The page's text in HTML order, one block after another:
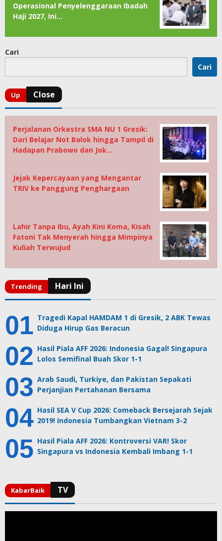
Operasional Penyelenggaraan Ibadah
Haji 2027, Ini…
Cari
Cari
Perjalanan Orkestra SMA NU 1 Gresik:
Dari Belajar Not Balok hingga Tampil di
Hadapan Prabowo dan Jok…
Jejak Kepercayaan yang Mengantar
TRIV ke Panggung Penghargaan
Lahir Tanpa Ibu, Ayah Kini Koma, Kisah
Fatoni Tak Menyerah hingga Mimpinya
Kuliah Terwujud
Tragedi Kapal HAMDAM 1 di Gresik, 2 ABK Tewas
Diduga Hirup Gas Beracun
Hasil Piala AFF 2026: Indonesia Gagal! Singapura
Lolos Semifinal Buah Skor 1-1
Arab Saudi, Turkiye, dan Pakistan Sepakati
Perjanjian Pertahanan Bersama
Hasil SEA V Cup 2026: Comeback Bersejarah Sejak
2019! Indonesia Tumbangkan Vietnam 3-2
Hasil Piala AFF 2026: Kontroversi VAR! Skor
Singapura vs Indonesia Kembali Imbang 1-1